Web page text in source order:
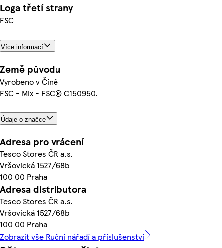
Loga třetí strany
FSC
Více informací
Země původu
Vyrobeno v Číně
FSC - Mix - FSC® C150950.
Údaje o značce
Adresa pro vrácení
Tesco Stores ČR a.s.
Vršovická 1527/68b
100 00 Praha
Adresa distributora
Tesco Stores ČR a.s.
Vršovická 1527/68b
100 00 Praha
Zobrazit vše Ruční nářadí a příslušenství